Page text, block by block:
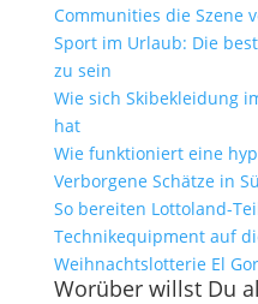
Communities die Szene
Sport im Urlaub: Die
zu sein
Wie sich Skibekleidung
hat
Wie funktioniert eine
Verborgene Schätze in
So bereiten Lottoland-
Technikequipment auf
Weihnachtslotterie El
Worüber willst Du